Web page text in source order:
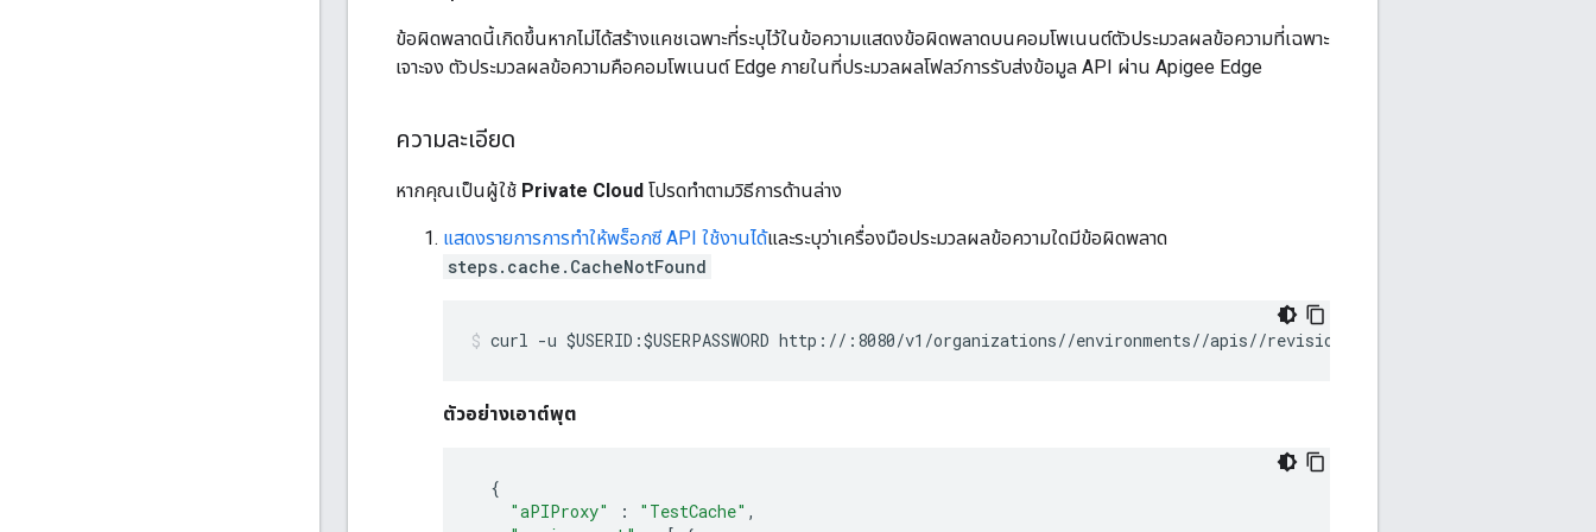
ข้อผิดพลาดนี้เกิดขึ้นหากไม่ได้สร้างแคชเฉพาะที่ระบุไว้ในข้อความแสดงข้อผิดพลาดบนคอมโพเนนต์ตัวประมวลผลข้อความที่เฉพาะ
เจาะจง ตัวประมวลผลข้อความคือคอมโพเนนต์ Edge ภายในที่ประมวลผลโฟลว์การรับส่งข้อมูล API ผ่าน Apigee Edge
ความละเอียด
หากคุณเป็นผู้ใช้ Private Cloud โปรดทำตามวิธีการด้านล่าง
แสดงรายการการทำให้พร็อกซี API ใช้งานได้และระบุว่าเครื่องมือประมวลผลข้อความใดมีข้อผิดพลาด
steps.cache.CacheNotFound
curl -u $USERID:$USERPASSWORD http:// :8080/v1/organizations//environments//apis//revisions/
ตัวอย่างเอาต์พุต
{
"aPIProxy"
: "TestCache" ,